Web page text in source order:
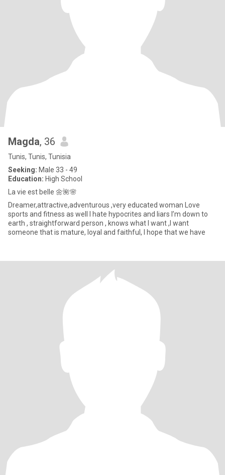
Magda, 36
Tunis, Tunis, Tunisia
Seeking: Male 33 - 49
Education: High School
La vie est belle 🌼🌺🌸
Dreamer,attractive,adventurous ,very educated woman Love
sports and fitness as well I hate hypocrites and liars I’m down to
earth , straightforward person , knows what I want ,I want
someone that is mature, loyal and faithful, I hope that we have